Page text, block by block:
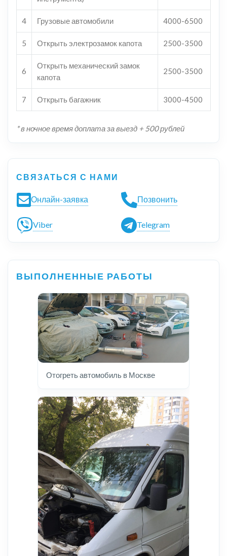
4 Грузовые автомобили 4000-6500
5 Открыть электрозамок капота 2500-3500
6
Открыть механический замок
капота
2500-3500
7 Открыть багажник 3000-4500
* в ночное время доплата за выезд + 500 рублей
СВЯЗАТЬСЯ С НАМИ
Онлайн-заявка Позвонить
Viber Telegram
ВЫПОЛНЕННЫЕ РАБОТЫ
Отогреть автомобиль в Москве